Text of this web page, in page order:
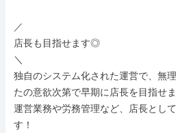
／
店長も目指せます◎
＼
独自のシステム化された運営で、無
たの意欲次第で早期に店長を目指せ
運営業務や労務管理など、店長とし
す！